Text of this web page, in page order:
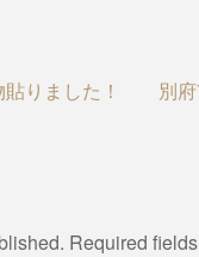
りました！
別
Required